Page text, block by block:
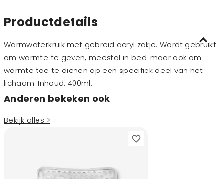
Productdetails
Warmwaterkruik met gebreid acryl zakje. Wordt gebruikt
om warmte te geven, meestal in bed, maar ook om
warmte toe te dienen op een specifiek deel van het
lichaam. Inhoud: 400ml.
Anderen bekeken ook
Bekijk alles >